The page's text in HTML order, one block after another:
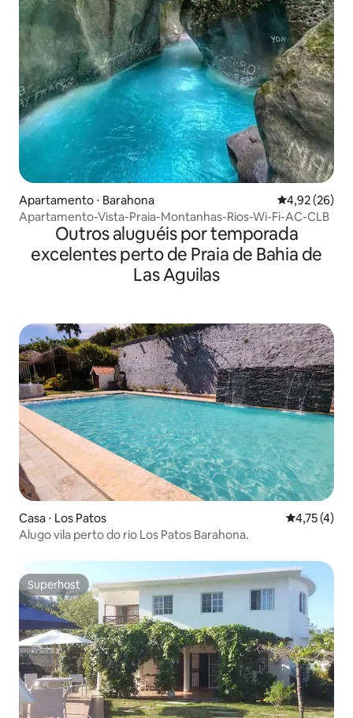
Apartamento ⋅ Barahona 4,92 de uma
4,92 (26)
Apartamento-Vista-Praia-Montanhas-Rios-Wi-Fi-AC-CLB
Outros aluguéis por temporada
excelentes perto de Praia de Bahia de
Las Aguilas
Casa ⋅ Los Patos 4,75 de
4,75 (4)
Alugo vila perto do rio Los Patos Barahona.
Superhost
Superhost